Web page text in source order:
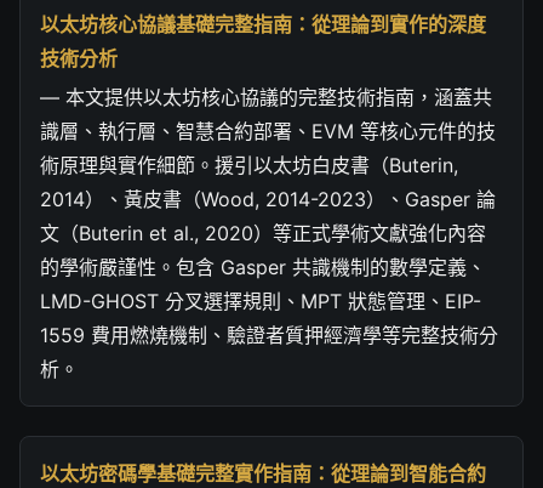
以太坊核心協議基礎完整指南：從理論到實作的深度
技術分析
— 本文提供以太坊核心協議的完整技術指南，涵蓋共
識層、執行層、智慧合約部署、EVM 等核心元件的技
術原理與實作細節。援引以太坊白皮書（Buterin,
2014）、黃皮書（Wood, 2014-2023）、Gasper 論
文（Buterin et al., 2020）等正式學術文獻強化內容
的學術嚴謹性。包含 Gasper 共識機制的數學定義、
LMD-GHOST 分叉選擇規則、MPT 狀態管理、EIP-
1559 費用燃燒機制、驗證者質押經濟學等完整技術分
析。
以太坊密碼學基礎完整實作指南：從理論到智能合約